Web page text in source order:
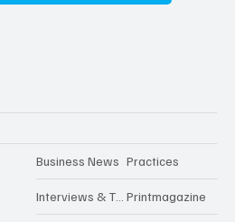
Business News
Interviews & Talks
Practices
Printmagazine